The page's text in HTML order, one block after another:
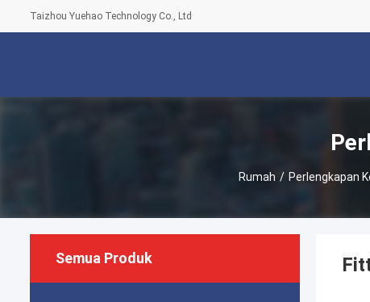
Taizhou Yuehao Technology Co., Ltd
Rumah / Perlengkapan
Semua Produk